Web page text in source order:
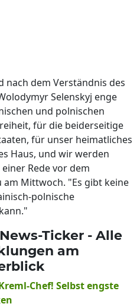
nach dem Verständnis des
Selenskyj enge
und polnischen
für die beiderseitige
für unser heimatliches
Haus, und wir werden
Rede vor dem
am Mittwoch. "Es gibt keine
polnische
Ticker - Alle
am
Chef! Selbst engste